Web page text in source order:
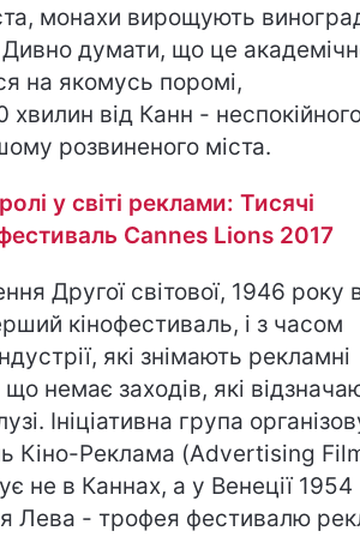
монахи вирощують
думати, що це
на якомусь поромі,
від Канн -
розвиненого міста.
у світі реклами: Тисячі
Cannes Lions 2017
Другої світової, 1946 року
кінофестиваль, і з часом
які знімають рекламні
немає заходів, які
Ініціативна група
Кіно-Реклама (Advertising
не в Каннах, а у Венеції 1954
Лева - трофея фестивалю